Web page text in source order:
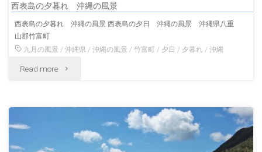
の
西表島の夕暮れ 沖縄の風景
西表島の夕暮れ 沖縄の風景 西表島の夕日 沖縄の風景 沖縄県八重
山郡竹富町
九月の風景 /沖縄県 /沖縄の風景 /竹富町 / 夕日 / 夕暮れ /沖縄
Read more "西